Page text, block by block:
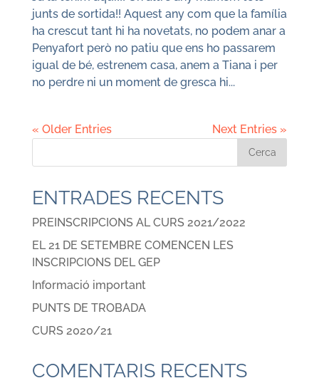
junts de sortida!! Aquest any com que la família
ha crescut tant hi ha novetats, no podem anar a
Penyafort però no patiu que ens ho passarem
igual de bé, estrenem casa, anem a Tiana i per
no perdre ni un moment de gresca hi...
« Older Entries Next Entries »
ENTRADES RECENTS
PREINSCRIPCIONS AL CURS 2021/2022
EL 21 DE SETEMBRE COMENCEN LES
INSCRIPCIONS DEL GEP
Informació important
PUNTS DE TROBADA
CURS 2020/21
COMENTARIS RECENTS